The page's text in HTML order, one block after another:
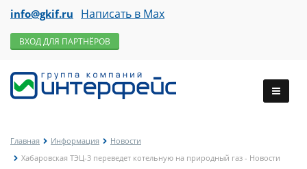
info@gkif.ru Написать в Max
ВХОД ДЛЯ ПАРТНЁРОВ
Главная Информация
Новости
Хабаровская ТЭЦ-3 переведет котельную на природный газ - Новости